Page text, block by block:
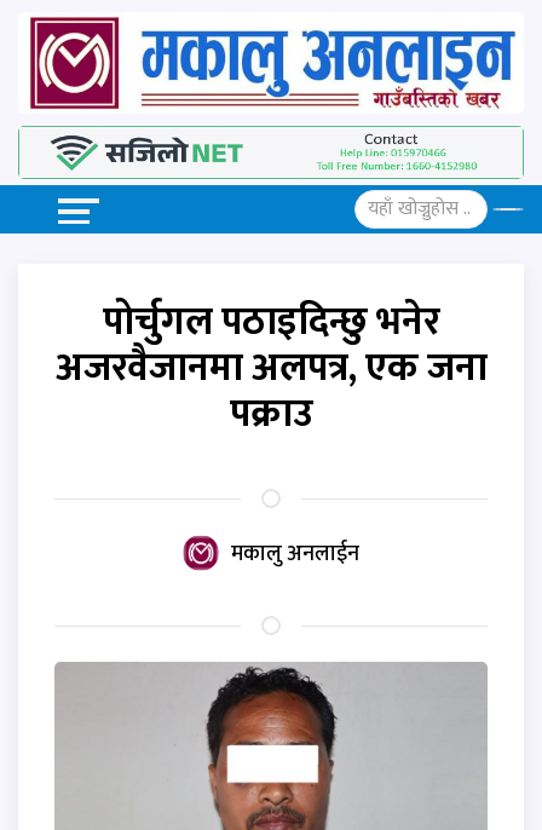
पोर्चुगल पठाइदिन्छु भनेर
अजरवैजानमा अलपत्र, एक जना
पक्राउ
मकालु अनलाईन